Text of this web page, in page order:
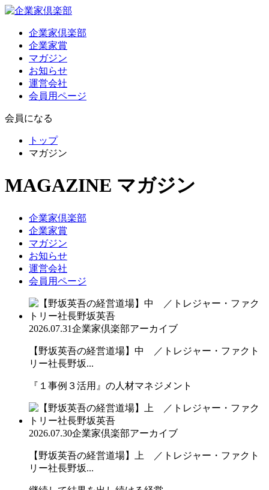
企業家倶楽部
企業家賞
マガジン
お知らせ
運営会社
会員用ページ
会員になる
トップ
マガジン
MAGAZINE マガジン
企業家倶楽部
企業家賞
マガジン
お知らせ
運営会社
会員用ページ
2026.07.31企業家倶楽部アーカイブ
【野坂英吾の経営道場】中 ／トレジャー・ファクト
リー社長野坂...
『１事例３活用』の人材マネジメント
2026.07.30企業家倶楽部アーカイブ
【野坂英吾の経営道場】上 ／トレジャー・ファクト
リー社長野坂...